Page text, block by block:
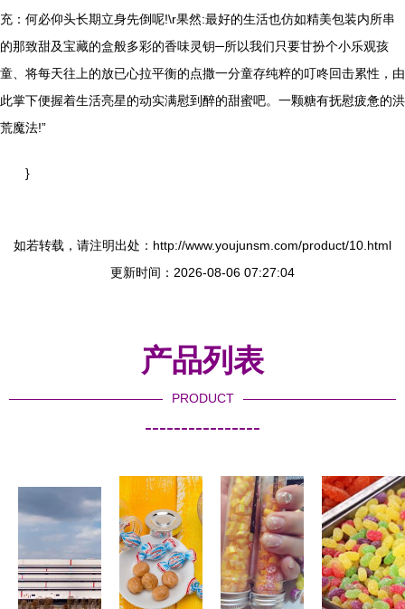
充：何必仰头长期立身先倒呢!\r果然:最好的生活也仿如精美包装内所串
的那致甜及宝藏的盒般多彩的香味灵钥─所以我们只要甘扮个小乐观孩
童、将每天往上的放已心拉平衡的点撒一分童存纯粹的叮咚回击累性，由
此掌下便握着生活亮星的动实满慰到醉的甜蜜吧。一颗糖有抚慰疲惫的洪
荒魔法!”
}
如若转载，请注明出处：http://www.youjunsm.com/product/10.html
更新时间：2026-08-06 07:27:04
产品列表
PRODUCT
----------------